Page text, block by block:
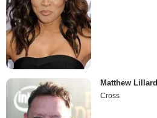
Matthew Lillard
Cross